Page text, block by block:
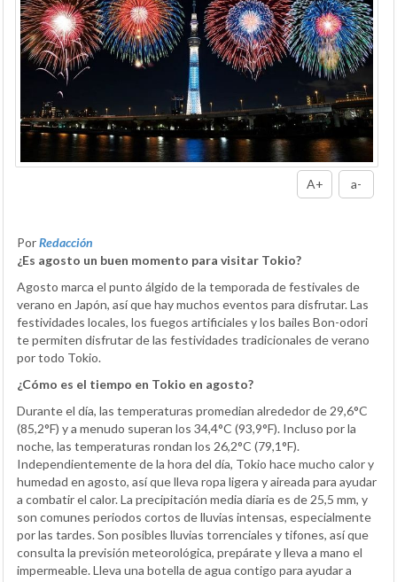
A+ a-
PorRedacción
¿Es agosto un buen momento para visitar Tokio?
Agosto marca el punto álgido de la temporada de festivales de
verano en Japón, así que hay muchos eventos para disfrutar. Las
festividades locales, los fuegos artificiales y los bailes Bon-odori
te permiten disfrutar de las festividades tradicionales de verano
por todo Tokio.
¿Cómo es el tiempo en Tokio en agosto?
Durante el día, las temperaturas promedian alrededor de 29,6°C
(85,2°F) y a menudo superan los 34,4°C (93,9°F). Incluso por la
noche, las temperaturas rondan los 26,2°C (79,1°F).
Independientemente de la hora del día, Tokio hace mucho calor y
humedad en agosto, así que lleva ropa ligera y aireada para ayudar
a combatir el calor. La precipitación media diaria es de 25,5 mm, y
son comunes periodos cortos de lluvias intensas, especialmente
por las tardes. Son posibles lluvias torrenciales y tifones, así que
consulta la previsión meteorológica, prepárate y lleva a mano el
impermeable. Lleva una botella de agua contigo para ayudar a